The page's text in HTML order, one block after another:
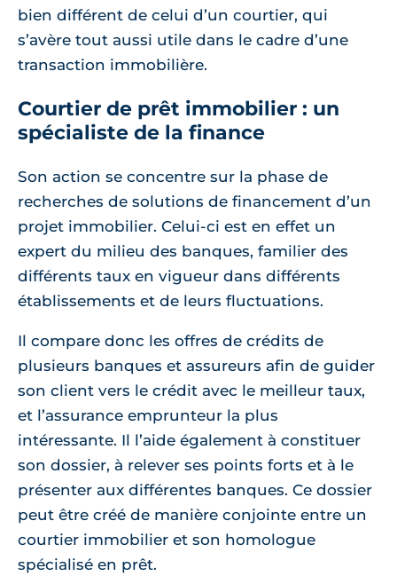
bien différent de celui d’un courtier, qui
s’avère tout aussi utile dans le cadre d’une
transaction immobilière.
Courtier de prêt immobilier : un
spécialiste de la finance
Son action se concentre sur la phase de
recherches de solutions de financement d’un
projet immobilier. Celui-ci est en effet un
expert du milieu des banques, familier des
différents taux en vigueur dans différents
établissements et de leurs fluctuations.
Il compare donc les offres de crédits de
plusieurs banques et assureurs afin de guider
son client vers le crédit avec le meilleur taux,
et l’assurance emprunteur la plus
intéressante. Il l’aide également à constituer
son dossier, à relever ses points forts et à le
présenter aux différentes banques. Ce dossier
peut être créé de manière conjointe entre un
courtier immobilier et son homologue
spécialisé en prêt.